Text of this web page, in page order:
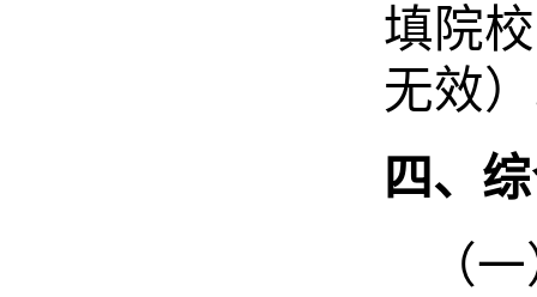
填院
无效
四、
（